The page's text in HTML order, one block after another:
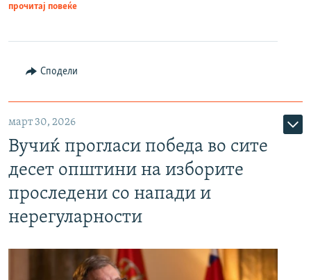
прочитај повеќе
Сподели
март 30, 2026
Вучиќ прогласи победа во сите
десет општини на изборите
проследени со напади и
нерегуларности